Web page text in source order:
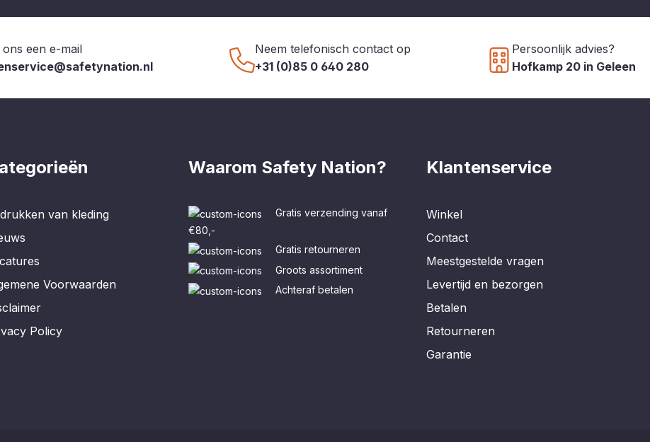
een e-mail
Neem telefonisch contact op
+31 (0)85 0 640 280
Persoonlijk advies?
Hofkamp 20 in Geleen
Klantenservice
Winkel
Contact
Meestgestelde vragen
Levertijd en bezorgen
Betalen
Retourneren
Garantie
Waarom Safety Nation?
Gratis verzending vanaf
€80,-
Gratis retourneren
Groots assortiment
Achteraf betalen
van kleding
Voorwaarden
Policy